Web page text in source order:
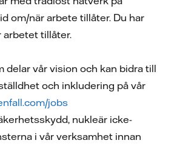
om/när arbete tillåter. Du har
arbetet tillåter.
delar vår vision och kan bidra till
och inkludering på vår
jobs
nukleär icke-
i vår verksamhet innan